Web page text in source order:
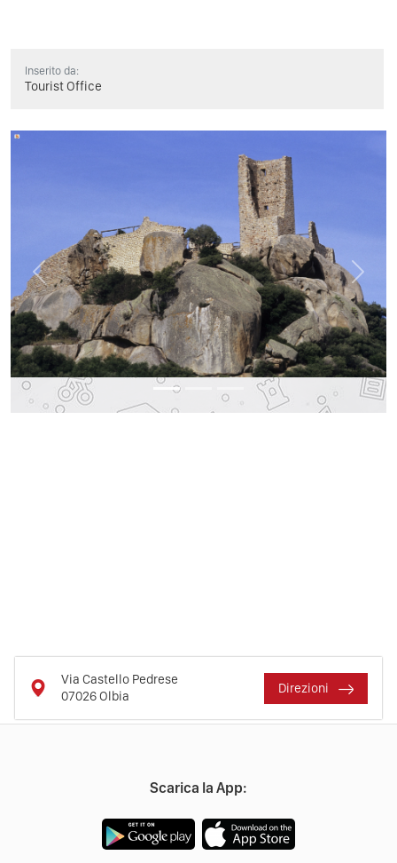
Inserito da:
Tourist Office
Previous Next
Via Castello Pedrese
07026Olbia
Direzioni
Scarica la App: